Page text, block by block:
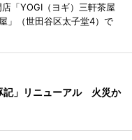
「YOGI（ヨギ）三軒茶屋
」（世田谷区太子堂4）で
記」リニューアル 火災か